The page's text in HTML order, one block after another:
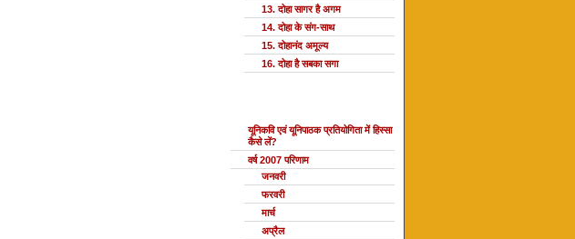
13. दोहा सागर है अगम
14. दोहा के संग-साथ
15. दोहानंद अमूल्य
16. दोहा है सबका सगा
यूनिकवि एवं यूनिपाठक प्रतियोगिता में हिस्सा
कैसे लें?
वर्ष 2007 परिणाम
जनवरी
फरवरी
मार्च
अप्रैल